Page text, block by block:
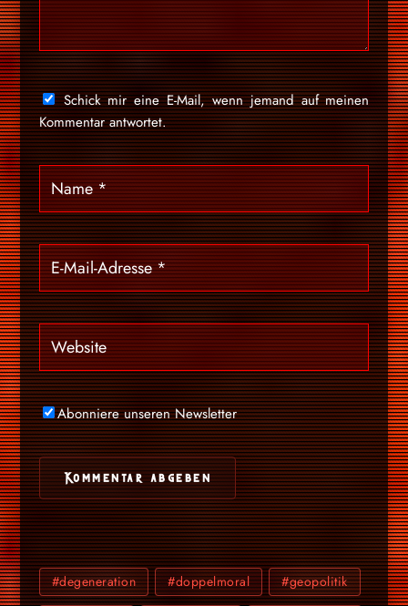
Schick mir eine E-Mail, wenn jemand auf meinen
Kommentar antwortet.
Abonniere unseren Newsletter
#degeneration #doppelmoral #geopolitik